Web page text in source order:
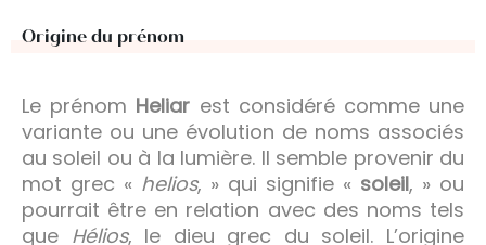
Origine du prénom
Le prénom Heliar est considéré comme une
variante ou une évolution de noms associés
au soleil ou à la lumière. Il semble provenir du
mot grec « helios, » qui signifie « soleil, » ou
pourrait être en relation avec des noms tels
que Hélios, le dieu grec du soleil. L’origine